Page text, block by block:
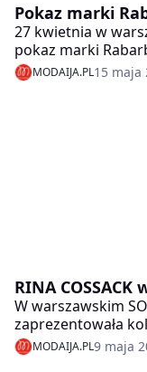
Pokaz marki
27 kwietnia w
pokaz marki
były owocowe
Publiczności
MODAIJA.PL15 maja
RINA
W warszawskim
zaprezentowała
Kreacje wyróżniały
organicznymi
MODAIJA.PL9 maja